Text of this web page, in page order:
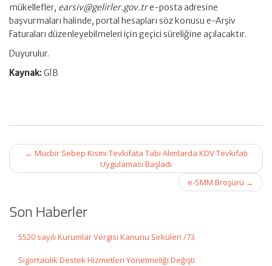
mükellefler, earsiv@gelirler.gov.tre-posta adresine
başvurmaları halinde, portal hesapları söz konusu e-Arşiv
Faturaları düzenleyebilmeleri için geçici süreliğine açılacaktır.
Duyurulur.
Kaynak:GİB
Post
navigation
← Mücbir Sebep Kısmı Tevkifata Tabi Alımlarda KDV Tevkifatı
Uygulaması Başladı
e-SMM Broşürü →
Son Haberler
5520 sayılı Kurumlar Vergisi Kanunu Sirküleri /73
Sigortacılık Destek Hizmetleri Yönetmeliği Değişti